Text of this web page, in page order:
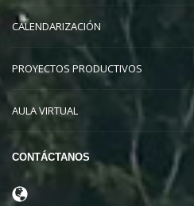
CALENDARIZACIÓN
PROYECTOS PRODUCTIVOS
AULA VIRTUAL
CONTÁCTANOS